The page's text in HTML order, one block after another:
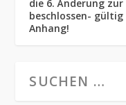
die 6. Änderung
beschlossen- gültig
Anhang!